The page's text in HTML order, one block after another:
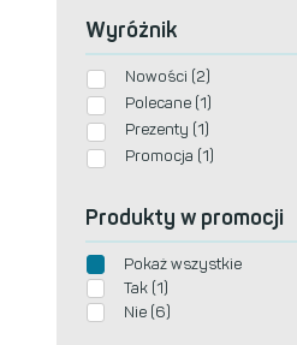
Wyróżnik
Nowości (2)
Polecane (1)
Prezenty (1)
Promocja (1)
Produkty w promocji
Pokaż wszystkie
Tak (1)
Nie (6)